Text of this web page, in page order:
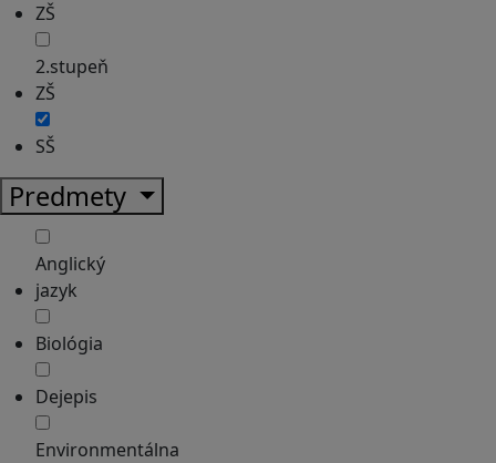
ZŠ
2.stupeň
ZŠ
SŠ
Predmety
Anglický
jazyk
Biológia
Dejepis
Environmentálna